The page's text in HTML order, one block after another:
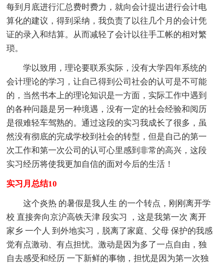
每到月底进行汇总费时费力，就向会计提出进行会计电
算化的建议，得到采纳，我负责了以往几个月的会计凭
证的录入和结算。从而减轻了会计以往手工帐的相对繁
琐。
学以致用，理论要联系实际，没有大学四年系统的
会计理论的学习，让自己得到公司社会的认可是不可能
的，当然书本上的理论知识是一方面，实际工作中遇到
的各种问题是另一种境遇，没有一定的社会经验和阅历
是很难轻车驾熟的。通过这段的实习我成长了很多，虽
然没有彻底的完成学校到社会的转型，但是自己的第一
次工作和第一次公司的认可心里感到非常的高兴，这段
实习经历将使我更加自信的面对今后的生活！
实习月总结10
这个炎热 的暑假是我人生 的一个转点，刚刚离开学
校 直接奔向京沪高铁天津 段实习 ，这是我第一次 离开
家乡 一个人 到外地实习，脱离了家庭、父母 保护的我感
觉有点激动、有点担忧。激动是因为多了一点自由，独
自去感受和经历 一下新鲜的事物，担忧是因为第一次独